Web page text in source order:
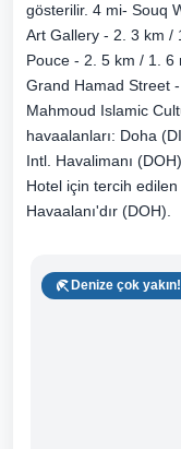
gösterilir. 4 mi- Souq
Art Gallery - 2. 3 km /
Pouce - 2. 5 km / 1.
Grand Hamad Street
Mahmoud Islamic
havaalanları: Doha
Intl. Havalimanı
Hotel için tercih edilen
Havaalanı'dır (DOH).
Denize çok yakın!